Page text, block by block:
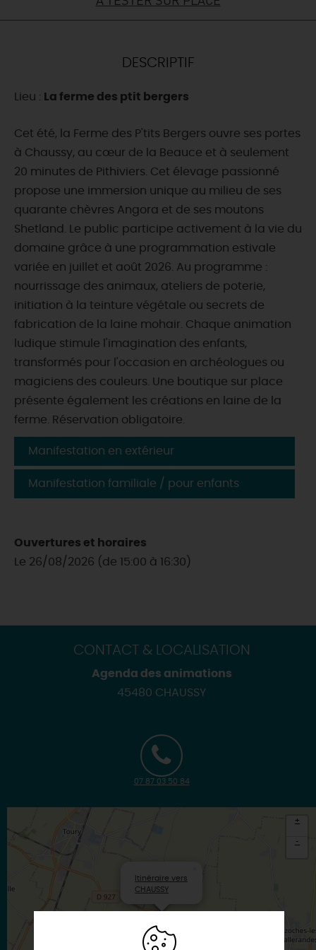
CETTE SEMAINE
TOUT L'AGENDA
DESCRIPTIF
Lieu : La ferme des ptit bergers
Cet été, la Ferme des P'tits Bergers ouvre ses portes
à Chaussy, au cœur de la Beauce et à seulement
20 minutes de Pithiviers. Cet élevage passionné
propose une immersion unique au milieu de ses
quarante chèvres Angora et de ses moutons
Shetland. Le public participe activement à la vie du
domaine grâce à une programmation estivale
variée en juillet et août 2026. Au programme :
nourrissage des animaux, ateliers de poterie,
initiation à la teinture végétale ou secrets de
fabrication de la laine mohair. Chaque animation
ludique stimule l'imagination des enfants,
transformés pour l'occasion en archéologues ou
magiciens des couleurs. Une boutique sur place
présente également les créations en laine de la
ferme. Réservation obligatoire.
Manifestation en extérieur
Manifestation familiale / pour enfants
Ouvertures et horaires
Le 26/08/2026 (de 15:00 à 16:30)
CONTACT & LOCALISATION
Agenda des animations
45480 CHAUSSY
07 87 03 50 84
Itinéraire vers
CHAUSSY
+
-